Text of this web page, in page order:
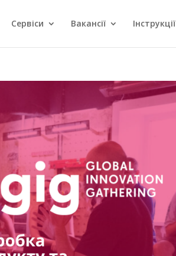
Сервіси Вакансії Інструкції